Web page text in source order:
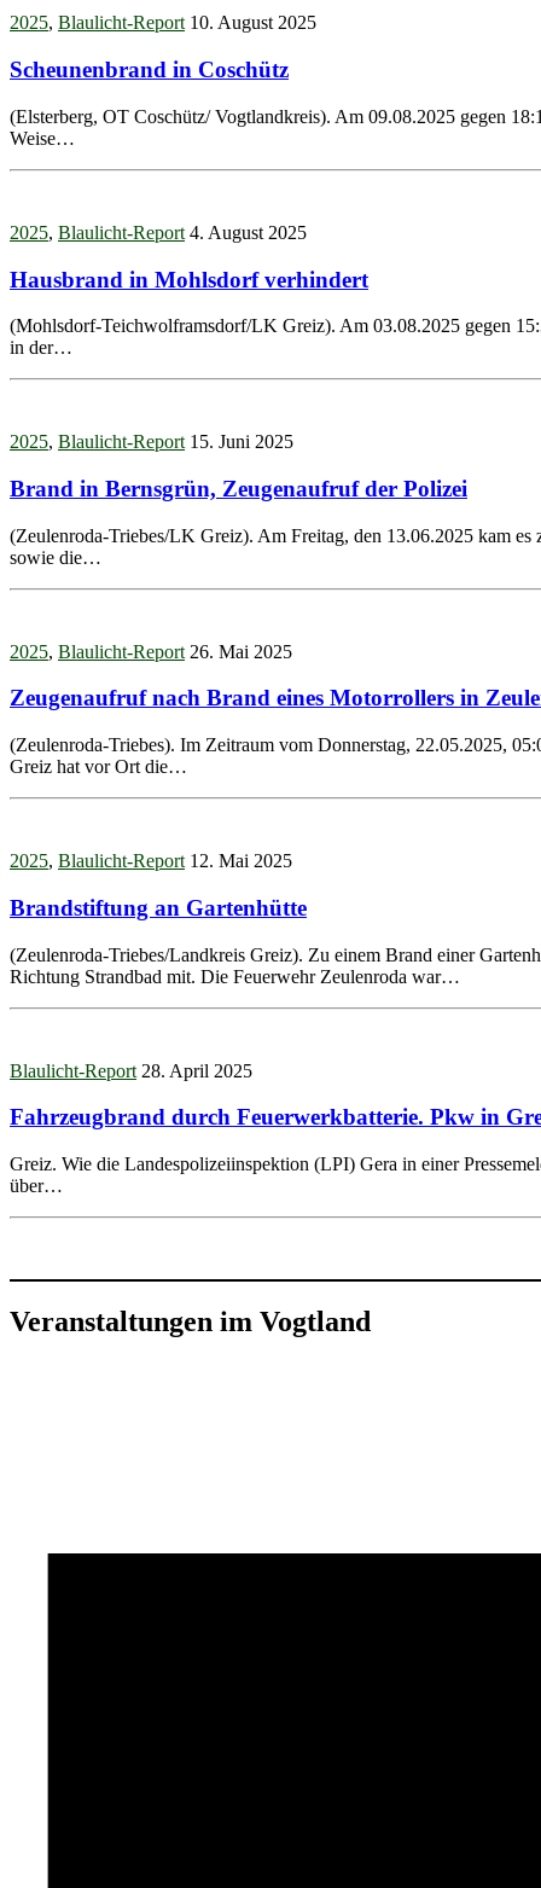
2025, Blaulicht-Report 10. August 2025
Scheunenbrand in Coschütz
(Elsterberg, OT Coschütz/ Vogtlandkreis). Am 09.08.2025 gegen
Weise…
2025, Blaulicht-Report 4. August 2025
Hausbrand in Mohlsdorf verhindert
(Mohlsdorf-Teichwolframsdorf/LK Greiz). Am 03.08.2025 gegen
in der…
2025, Blaulicht-Report 15. Juni 2025
Brand in Bernsgrün, Zeugenaufruf der Polizei
(Zeulenroda-Triebes/LK Greiz). Am Freitag, den 13.06.2025 kam
sowie die…
2025, Blaulicht-Report 26. Mai 2025
Zeugenaufruf nach Brand eines Motorrollers in
(Zeulenroda-Triebes). Im Zeitraum vom Donnerstag, 22.05.2025,
Greiz hat vor Ort die…
2025, Blaulicht-Report 12. Mai 2025
Brandstiftung an Gartenhütte
(Zeulenroda-Triebes/Landkreis Greiz). Zu einem Brand einer
Richtung Strandbad mit. Die Feuerwehr Zeulenroda war…
Blaulicht-Report 28. April 2025
Fahrzeugbrand durch Feuerwerkbatterie. Pkw in
Greiz. Wie die Landespolizeiinspektion (LPI) Gera in einer
über…
Veranstaltungen im Vogtland